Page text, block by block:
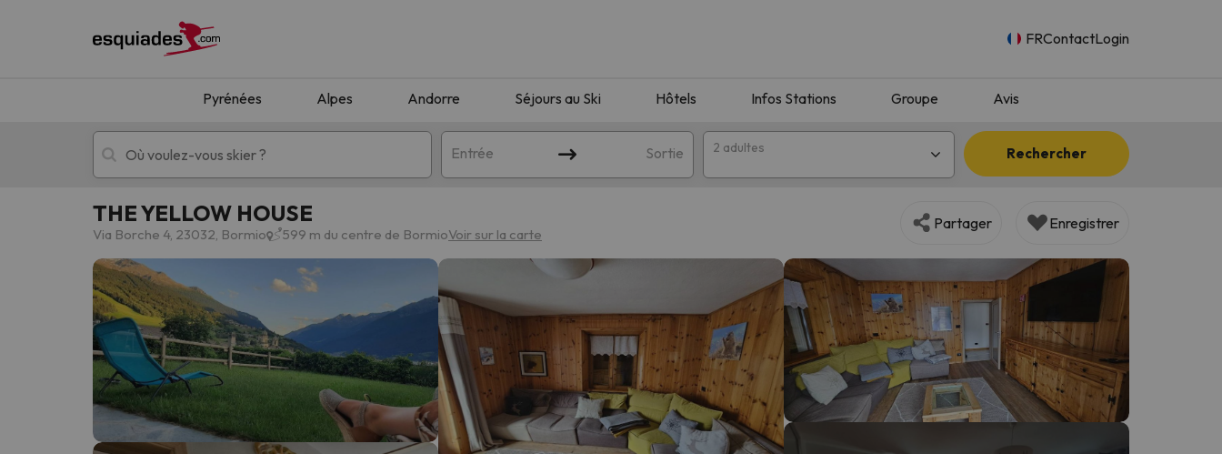
FRContactLogin
Pyrénées Alpes Andorre Séjours au Ski Hôtels Infos Stations Groupe Avis
Entrée Sortie 2 adultes Rechercher
Séjours au ski Séjours montagne
Oups, nous n'avons pas trouvé de résultats correspondant à votre recherche. Essayez de modifier la destination.
THE YELLOW HOUSE
Via Borche 4, 23032, Bormio 599 m du centre de BormioVoir sur la carte
Partager Enregistrer